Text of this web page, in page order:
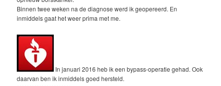
Binnen twee weken na de diagnose werd ik geopereerd. En
inmiddels gaat het weer prima met me.
In januari 2016 heb ik een bypass-operatie gehad. Ook
daarvan ben ik inmiddels goed hersteld.